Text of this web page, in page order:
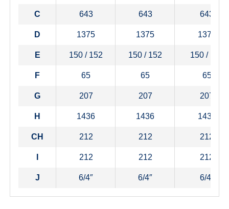
C 643 643 643
D 1375 1375 1375
E 150 / 152 150 / 152 150 / 152
F 65 65 65
G 207 207 207
H 1436 1436 1436
CH 212 212 212
212 212 212
J 6/4″ 6/4″ 6/4″